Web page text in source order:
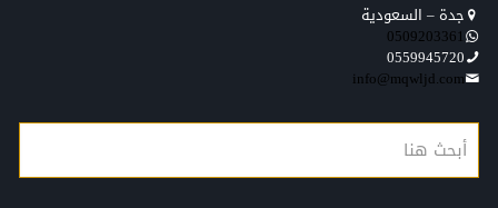
جدة – السعودية
0509203361‬‏‬‏
0559945720
info@mqwljd.com